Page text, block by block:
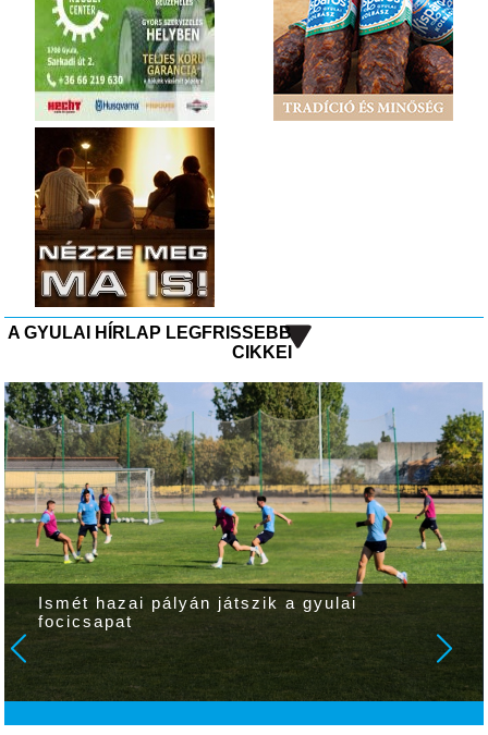
A GYULAI HÍRLAP LEGFRISSEBB
CIKKEI
Ismét hazai pályán játszik a gyulai
focicsapat